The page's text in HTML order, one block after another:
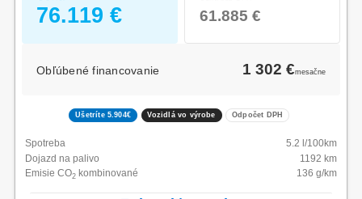
76.119 € 61.885 €
Obľúbené financovanie 1 302 €mesačne
Ušetríte 5.904€ Vozidlá vo výrobe Odpočet DPH
Spotreba 5.2 l/100km
Dojazd na palivo
1192 km
Emisie CO2kombinované 136 g/km